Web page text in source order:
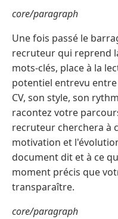
core/paragraph
Une fois passé le
recruteur qui reprend
mots-clés, place à la
potentiel entrevu
CV, son style, son
racontez votre
recruteur cherchera à
motivation et
document dit et à ce
moment précis que
transparaître.
core/paragraph